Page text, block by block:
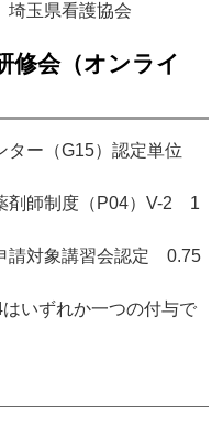
玉県看護協会
修会（オンライ
ター（G15）認定単位
剤師制度（P04）V-2 1
請対象講習会認定 0.75
いずれか一つの付与で